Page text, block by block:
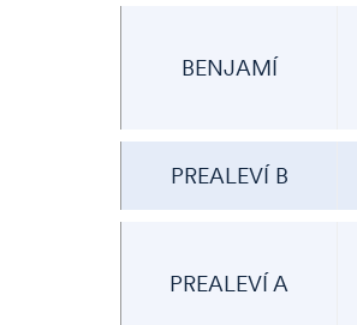
BENJAMÍ
PREALEVÍ B
PREALEVÍ A